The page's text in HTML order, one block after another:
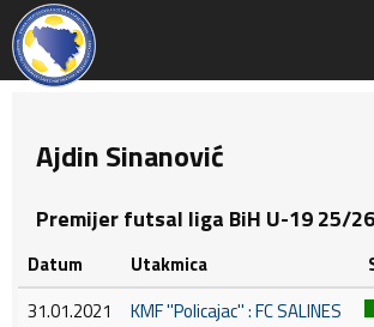
Ajdin Sinanović
Premijer futsal liga BiH U-19 25/26
Datum Utakmica
31.01.2021
KMF ''Policajac'' : FC SALINES